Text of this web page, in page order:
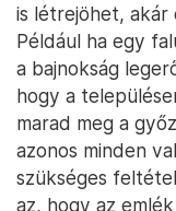
is létrejöhet, akár
Például ha egy
a bajnokság
hogy a
marad meg a
azonos minden
szükséges
az, hogy az